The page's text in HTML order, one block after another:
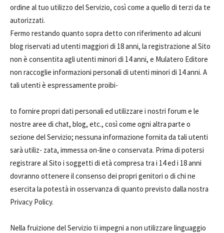
ordine al tuo utilizzo del Servizio, così come a quello di terzi da te
autorizzati.
Fermo restando quanto sopra detto con riferimento ad alcuni
blog riservati ad utenti maggiori di 18 anni, la registrazione al Sito
non è consentita agli utenti minori di 14 anni, e Mulatero Editore
non raccoglie informazioni personali di utenti minori di 14 anni. A
tali utenti è espressamente proibi-
to fornire propri dati personali ed utilizzare i nostri forum e le
nostre aree di chat, blog, etc., così come ogni altra parte o
sezione del Servizio; nessuna informazione fornita da tali utenti
sarà utiliz- zata, immessa on-line o conservata. Prima di potersi
registrare al Sito i soggetti di età compresa tra i 14 ed i 18 anni
dovranno ottenere il consenso dei propri genitori o di chi ne
esercita la potestà in osservanza di quanto previsto dalla nostra
Privacy Policy.
Nella fruizione del Servizio ti impegni a non utilizzare linguaggio